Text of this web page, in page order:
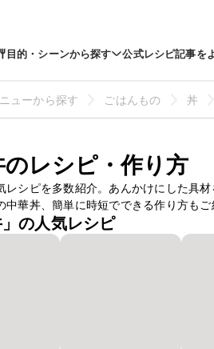
目的・シーンから探す 公式レシピ記事を
ューから探す ごはんもの 丼
のレシピ・作り方
レシピを多数紹介。あんかけにした具
中華丼、簡単に時短でできる作り方もご
」の人気レシピ